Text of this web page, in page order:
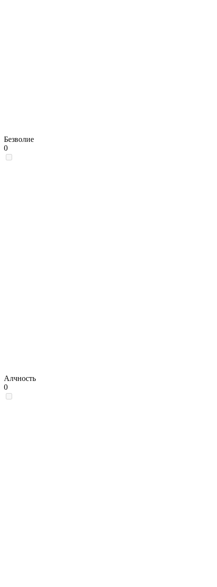
Безволие
0
Алчность
0